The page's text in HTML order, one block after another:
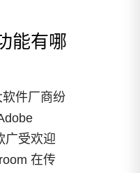
能有哪
件厂商纷
广受欢迎
在传